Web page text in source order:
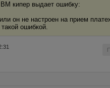
ВМ кипер выдает ошибку:
он не настроен на прием
ошибкой.